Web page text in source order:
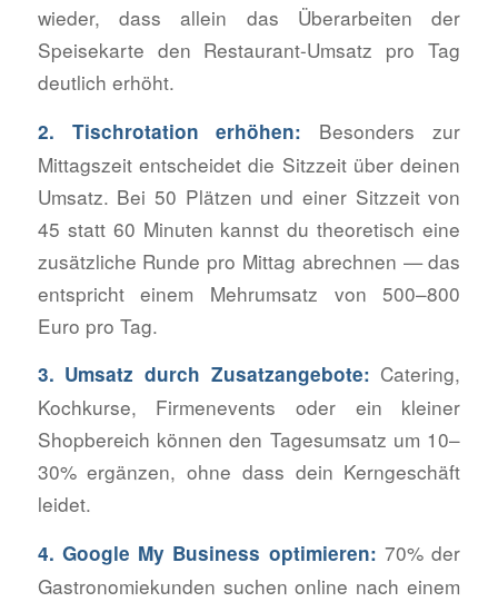
wieder, dass allein das Überarbeiten der
Speisekarte den Restaurant-Umsatz pro Tag
deutlich erhöht.
2. Tischrotation erhöhen: Besonders zur
Mittagszeit entscheidet die Sitzzeit über deinen
Umsatz. Bei 50 Plätzen und einer Sitzzeit von
45 statt 60 Minuten kannst du theoretisch eine
zusätzliche Runde pro Mittag abrechnen — das
entspricht einem Mehrumsatz von 500–800
Euro pro Tag.
3. Umsatz durch Zusatzangebote: Catering,
Kochkurse, Firmenevents oder ein kleiner
Shopbereich können den Tagesumsatz um 10–
30% ergänzen, ohne dass dein Kerngeschäft
leidet.
4. Google My Business optimieren: 70% der
Gastronomiekunden suchen online nach einem